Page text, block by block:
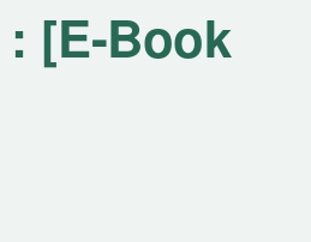
[E-Book